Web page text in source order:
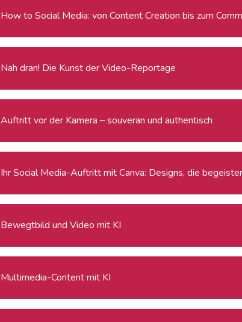
How to Social Media: von Content Creation bis zum
Nah dran! Die Kunst der Video-Reportage
Auftritt vor der Kamera – souverän und authentisch
Ihr Social Media-Auftritt mit Canva: Designs, die
Bewegtbild und Video mit KI
Multimedia-Content mit KI